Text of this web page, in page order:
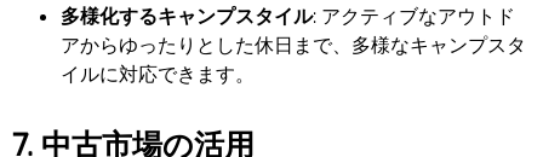
多様化するキャンプスタイル: アクティブなアウトド
アからゆったりとした休日まで、多様なキャンプスタ
イルに対応できます。
7. 中古市場の活用